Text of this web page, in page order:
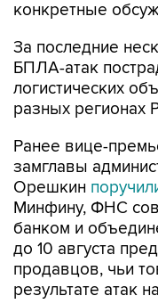
За последние
логистических
разных регионах
Ранее вице-
Орешкин
Минфину, ФНС
банком и
до 10 августа
продавцов, чьи
результате атак
Wildberries-Russ,
необходимые для